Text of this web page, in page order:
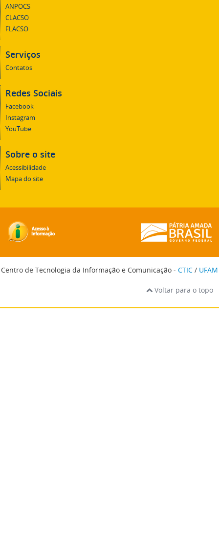
ANPOCS
CLACSO
FLACSO
Serviços
Contatos
Redes Sociais
Facebook
Instagram
YouTube
Sobre o site
Acessibilidade
Mapa do site
Centro de Tecnologia da Informação e Comunicação - CTIC / UFAM
Voltar para o topo